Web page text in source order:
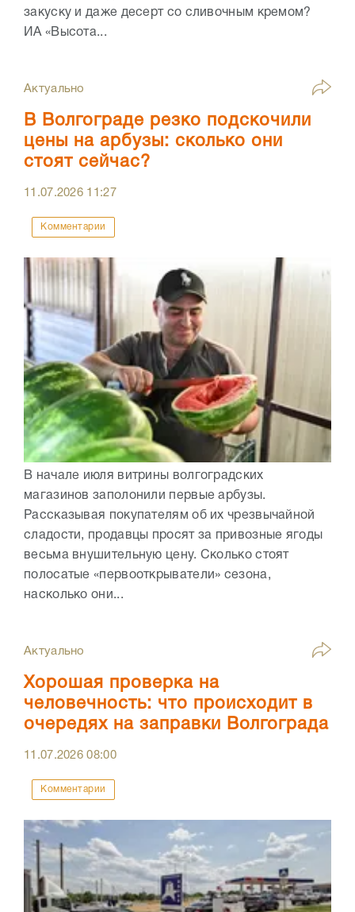
закуску и даже десерт со сливочным кремом?
ИА «Высота...
Актуально
В Волгограде резко подскочили
цены на арбузы: сколько они
стоят сейчас?
11.07.2026 11:27
Комментарии
В начале июля витрины волгоградских
магазинов заполонили первые арбузы.
Рассказывая покупателям об их чрезвычайной
сладости, продавцы просят за привозные ягоды
весьма внушительную цену. Сколько стоят
полосатые «первооткрыватели» сезона,
насколько они...
Актуально
Хорошая проверка на
человечность: что происходит в
очередях на заправки Волгограда
11.07.202608:00
Комментарии